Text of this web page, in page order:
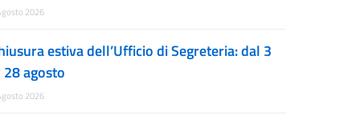
2026
estiva dell’Ufficio di Segreteria: dal 3
28 agosto
2026